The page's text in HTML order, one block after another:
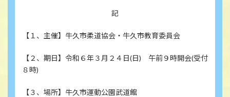
記
【１、主催】牛久市柔道協会・牛久市教育委員会
【２、期日】令和６年３月２４日(日) 午前９時開会(受付
８時)
【３、場所】牛久市運動公園武道館